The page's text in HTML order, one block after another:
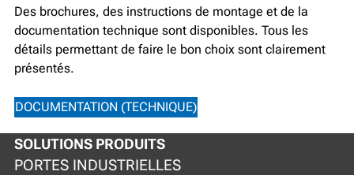
Des brochures, des instructions de montage et de la
documentation technique sont disponibles. Tous les
détails permettant de faire le bon choix sont clairement
présentés.
DOCUMENTATION (TECHNIQUE)
SOLUTIONS PRODUITS
PORTES INDUSTRIELLES